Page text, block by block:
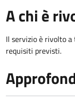
A chi è
Il servizio è rivolto
requisiti previsti.